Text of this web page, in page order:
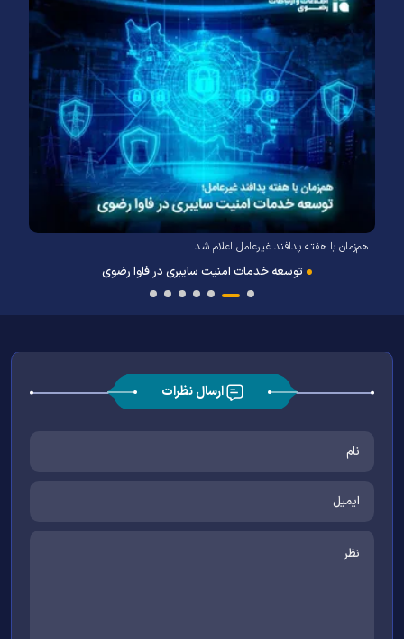
هم‌زمان با هفته پدافند غیرعامل اعلام شد
توسعه خدمات امنیت سایبری در فاوا رضوی
ارسال نظرات